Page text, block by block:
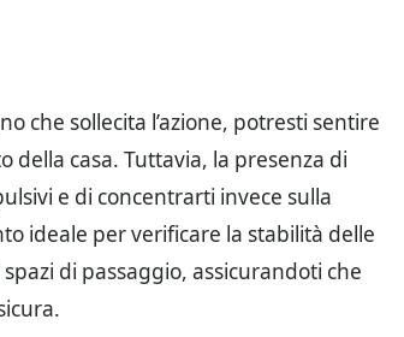
che sollecita l’azione, potresti sentire
della casa. Tuttavia, la presenza di
e di concentrarti invece sulla
ideale per verificare la stabilità delle
di passaggio, assicurandoti che